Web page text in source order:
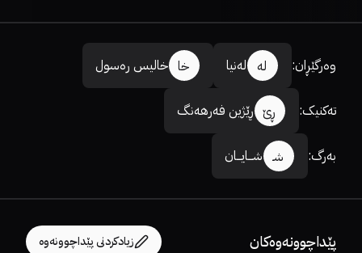
وەرگێڕان: لە لەنیا خا خالیس رەسول
تەکنیک: ڕێ ڕێژین فەرهەنگ
بەرگ: شـ شـــایـــان
پێداچوونەوەکان زیادکردنی پێداچوونەوە